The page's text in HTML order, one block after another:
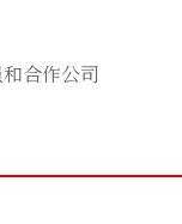
合作公司